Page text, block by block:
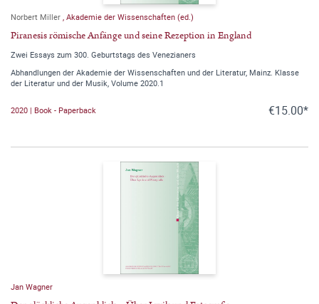
Norbert Miller Akademie der Wissenschaften (ed.)
Piranesis römische Anfänge und seine Rezeption in England
Zwei Essays zum 300. Geburtstags des Venezianers
Abhandlungen der Akademie der Wissenschaften und der Literatur, Mainz. Klasse
der Literatur und der Musik, Volume 2020.1
2020 | Book - Paperback €15.00*
Jan Wagner